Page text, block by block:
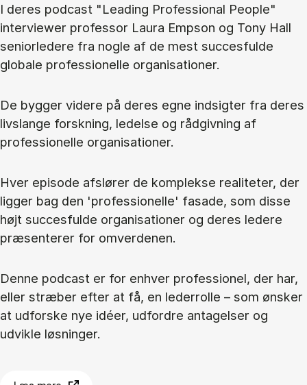
I deres podcast "Leading Professional People"
interviewer professor Laura Empson og Tony Hall
seniorledere fra nogle af de mest succesfulde
globale professionelle organisationer.
De bygger videre på deres egne indsigter fra deres
livslange forskning, ledelse og rådgivning af
professionelle organisationer.
Hver episode afslører de komplekse realiteter, der
ligger bag den 'professionelle' fasade, som disse
højt succesfulde organisationer og deres ledere
præsenterer for omverdenen.
Denne podcast er for enhver professionel, der har,
eller stræber efter at få, en lederrolle – som ønsker
at udforske nye idéer, udfordre antagelser og
udvikle løsninger.